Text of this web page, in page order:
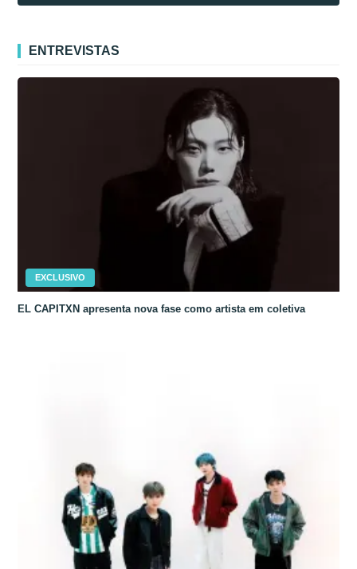
ENTREVISTAS
EXCLUSIVO
EL CAPITXN apresenta nova fase como artista em coletiva